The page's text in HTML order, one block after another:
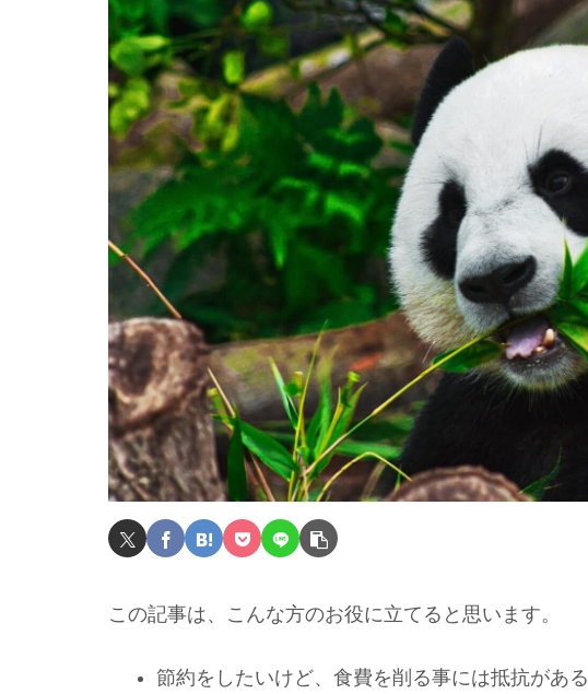
この記事は、こんな方のお役に立てると思います。
節約をしたいけど、食費を削る事には抵抗がある